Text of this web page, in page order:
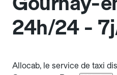
24h/24 -
Allocab, le service de taxi